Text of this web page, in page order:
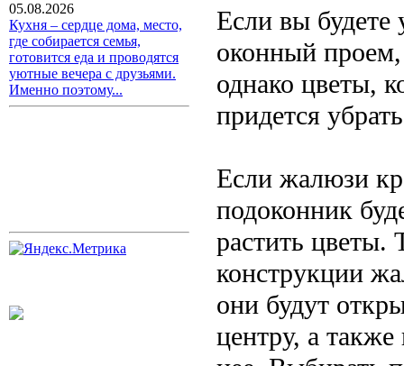
05.08.2026
Кухня – сердце дома, место,
где собирается семья,
готовится еда и проводятся
уютные вечера с друзьями.
Именно поэтому...
Если вы будете
оконный проем,
однако цветы,
придется
Если жалюзи
подоконник
растить
конструкции
они будут
центру, а